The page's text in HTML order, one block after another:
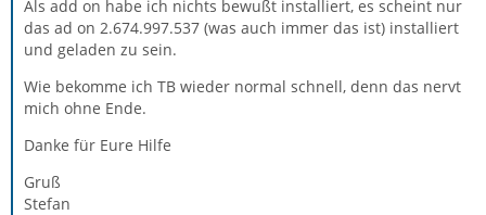
Als add on habe ich nichts bewußt installiert, es scheint nur
das ad on 2.674.997.537 (was auch immer das ist) installiert
und geladen zu sein.
Wie bekomme ich TB wieder normal schnell, denn das nervt
mich ohne Ende.
Danke für Eure Hilfe
Gruß
Stefan